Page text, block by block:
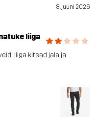
8. juuni 2026
liiga
liiga kitsad jala ja